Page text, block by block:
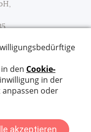
47
WebsiteCompiaz Design